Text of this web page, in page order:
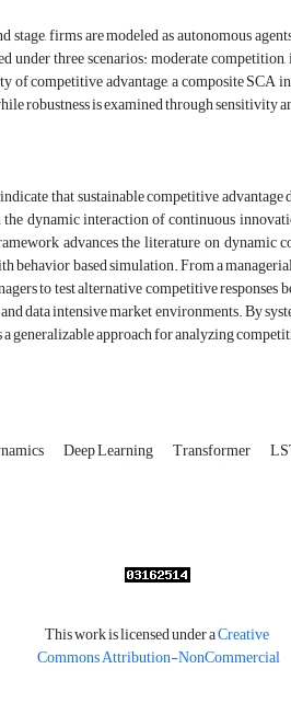
stage, firms are modeled as autonomous
under three scenarios: moderate
of competitive advantage, a composite SCA
robustness is examined through sensitivity
that sustainable competitive
dynamic interaction of continuous
advances the literature on
behavior based simulation. From a
to test alternative competitive
data intensive market environments. By
generalizable approach for analyzing
Deep Learning Transformer
This work is licensed under aCreative
Commons Attribution-NonCommercial